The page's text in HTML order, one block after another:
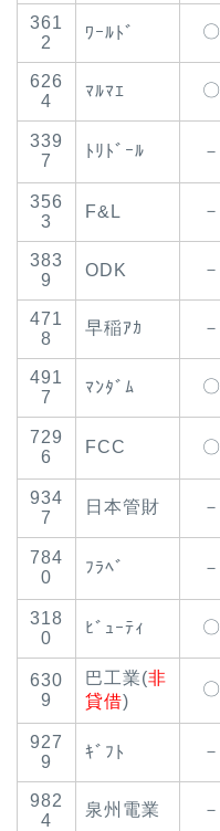
361
2
ﾜｰﾙﾄﾞ 〇
626
4
ﾏﾙﾏｴ 〇
339
7
ﾄﾘﾄﾞｰﾙ －
356
3
F&L －
383
9
ODK －
471
8
早稲ｱｶ －
491
7
ﾏﾝﾀﾞﾑ 〇
729
6
FCC 〇
934
7
日本管財 －
784
0
ﾌﾗﾍﾞ －
318
0
ﾋﾞｭｰﾃｨ 〇
630
9
巴工業(非
貸借)
〇
927
9
ｷﾞﾌﾄ －
982
4
泉州電業 －